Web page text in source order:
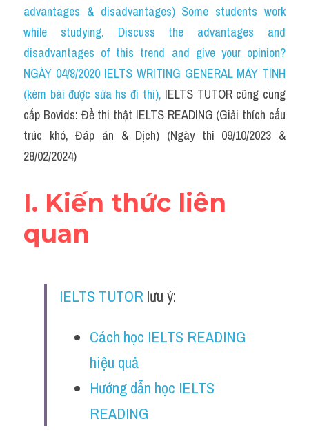
Du học Cấp Ba
Đề thi thật Task 1
Adv
Cách dùng từ
Task 1
Đề thi IELTS thật
advantages & disadvantages) Some students work
while studying. Discuss the advantages and
disadvantages of this trend and give your opinion?
NGÀY 04/8/2020 IELTS WRITING GENERAL MÁY TÍNH
(kèm bài được sửa hs đi thi), IELTS TUTOR cũng cung
cấp Bovids: Đề thi thật IELTS READING (Giải thích cấu
trúc khó, Đáp án & Dịch) (Ngày thi 09/10/2023 &
28/02/2024)
I. Kiến thức liên
quan
IELTS TUTOR lưu ý:
Cách học IELTS READING
hiệu quả
Hướng dẫn học IELTS
READING